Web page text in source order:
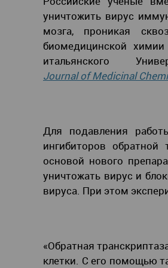
уничтожить вирус
мозга, проникая
биомедицинской
итальянского
Journal of Medicinal
Для подавления
ингибиторов
основой нового
уничтожать вирус и
вируса. При этом
«Обратная
клетки. С его помощью